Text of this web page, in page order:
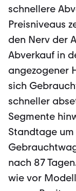
schnellere
Preisniveaus
den Nerv der
Abverkauf in
angezogener
sich
schneller
Segmente
Standtage um
nach 87
wie vor